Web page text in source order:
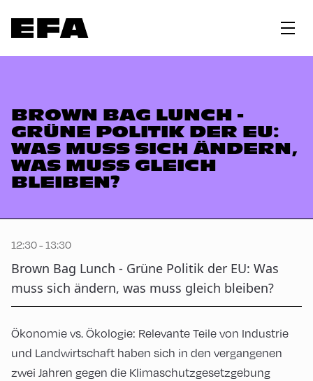
BROWN BAG LUNCH -
GRÜNE POLITIK DER EU:
WAS MUSS SICH ÄNDERN,
WAS MUSS GLEICH
BLEIBEN?
12:30 - 13:30
Brown Bag Lunch - Grüne Politik der EU: Was
muss sich ändern, was muss gleich bleiben?
Ökonomie vs. Ökologie: Relevante Teile von Industrie
und Landwirtschaft haben sich in den vergangenen
zwei Jahren gegen die Klimaschutzgesetzgebung